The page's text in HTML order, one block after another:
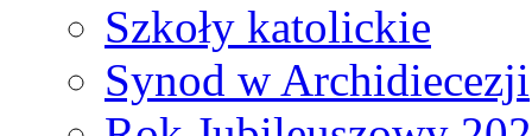
Szkoły katolickie
Synod w Archidiecezji